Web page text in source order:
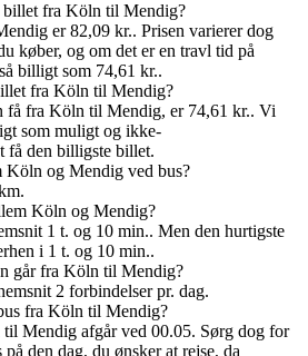
billet fra Köln til Mendig?
er 82,09 kr.. Prisen varierer dog
køber, og om det er en travl tid på
billigt som 74,61 kr..
fra Köln til Mendig?
få fra Köln til Mendig, er 74,61 kr.. Vi
som muligt og ikke-
få den billigste billet.
Köln og Mendig ved bus?
Köln og Mendig?
1 t. og 10 min.. Men den hurtigste
i 1 t. og 10 min..
går fra Köln til Mendig?
2 forbindelser pr. dag.
fra Köln til Mendig?
Mendig afgår ved 00.05. Sørg dog for
den dag, du ønsker at rejse, da